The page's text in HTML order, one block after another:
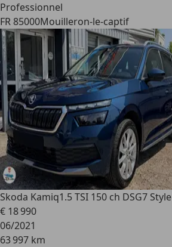
Professionnel
FR 85000Mouilleron-le-captif
Skoda Kamiq1.5 TSI 150 ch DSG7 Style
€ 18 990
06/2021
63 997 km